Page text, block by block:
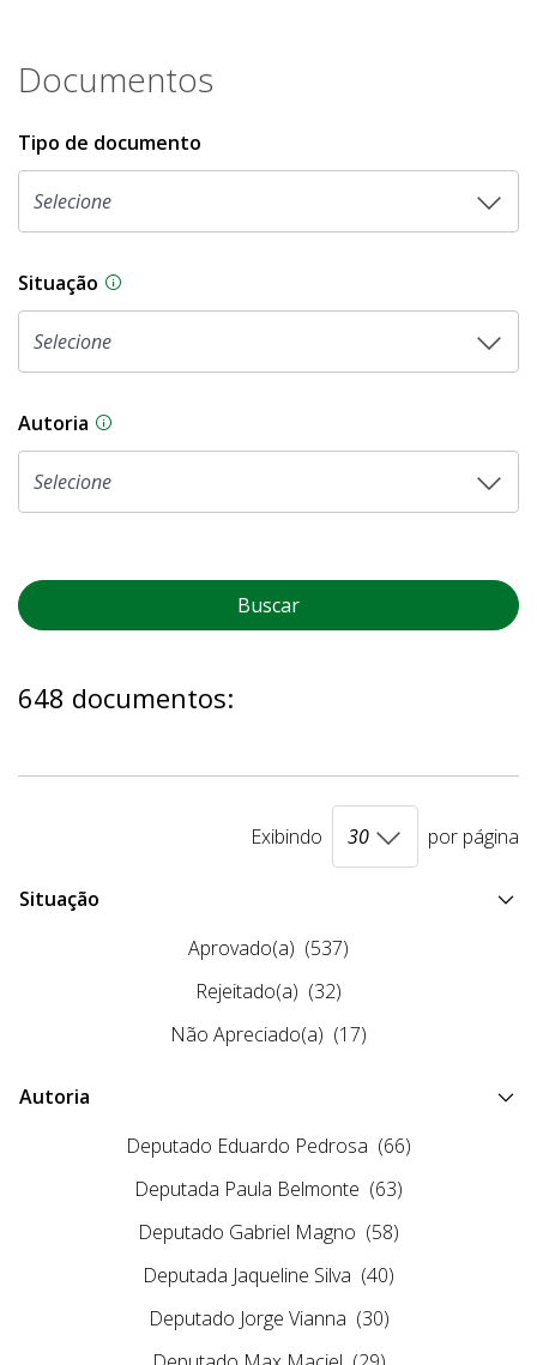
Documentos
Tipo de documento
Situação Na CLDF, as proposições legislativas
Autoria As proposições legislativas na CLDF podem
Buscar
648 documentos:
Exibindo por página
Situação
Aprovado(a) (537)
Rejeitado(a) (32)
Não Apreciado(a) (17)
Autoria
Deputado Eduardo Pedrosa (66)
Deputada Paula Belmonte (63)
Deputado Gabriel Magno (58)
Deputada Jaqueline Silva (40)
Deputado Jorge Vianna (30)